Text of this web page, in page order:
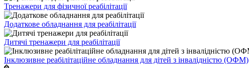
Тренажери для фізичної реабілітації
Додаткове обладнання для реабілітації
Дитячі тренажери для реабілітації
Інклюзивне реабілітаційне обладнання для дітей з інвалідністю (ОФМ)